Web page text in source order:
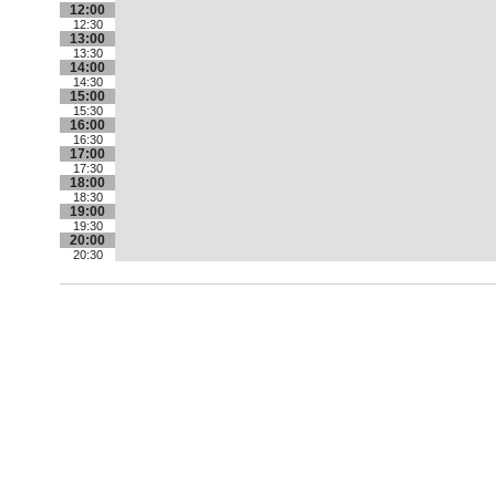
12:00
12:30
13:00
13:30
14:00
14:30
15:00
15:30
16:00
16:30
17:00
17:30
18:00
18:30
19:00
19:30
20:00
20:30